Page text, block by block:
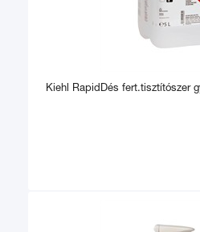
Kiehl RapidDés fert.tisztítószer